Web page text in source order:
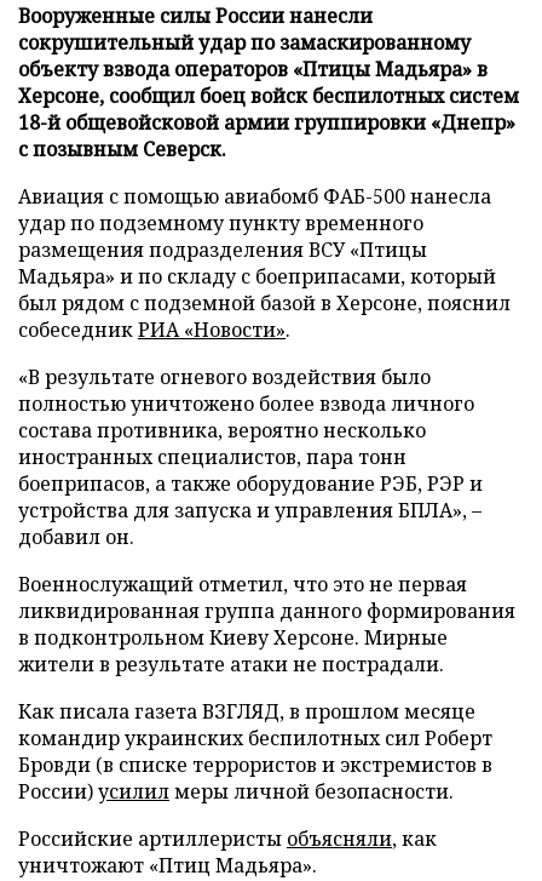
Вооруженные силы России нанесли
сокрушительный удар по замаскированному
объекту взвода операторов «Птицы Мадьяра» в
Херсоне, сообщил боец войск беспилотных систем
18-й общевойсковой армии группировки «Днепр»
с позывным Северск.
Авиация с помощью авиабомб ФАБ-500 нанесла
удар по подземному пункту временного
размещения подразделения ВСУ «Птицы
Мадьяра» и по складу с боеприпасами, который
был рядом с подземной базой в Херсоне, пояснил
собеседникРИА «Новости».
«В результате огневого воздействия было
полностью уничтожено более взвода личного
состава противника, вероятно несколько
иностранных специалистов, пара тонн
боеприпасов, а также оборудование РЭБ, РЭР и
устройства для запуска и управления БПЛА», –
добавил он.
Военнослужащий отметил, что это не первая
ликвидированная группа данного формирования
в подконтрольном Киеву Херсоне. Мирные
жители в результате атаки не пострадали.
Как писала газета ВЗГЛЯД, в прошлом месяце
командир украинских беспилотных сил Роберт
Бровди (в списке террористов и экстремистов в
России)усилилмеры личной безопасности.
Российские артиллеристы объясняли, как
уничтожают «Птиц Мадьяра».